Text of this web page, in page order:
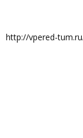
http://vpered-